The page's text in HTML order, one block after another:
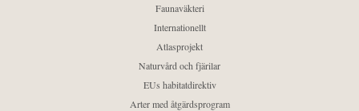
Faunaväkteri
Internationellt
Atlasprojekt
Naturvård och fjärilar
EUs habitatdirektiv
Arter med åtgärdsprogram